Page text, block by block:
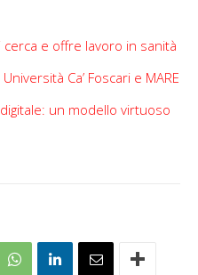
e offre lavoro in sanità
Ca’ Foscari e MARE
un modello virtuoso